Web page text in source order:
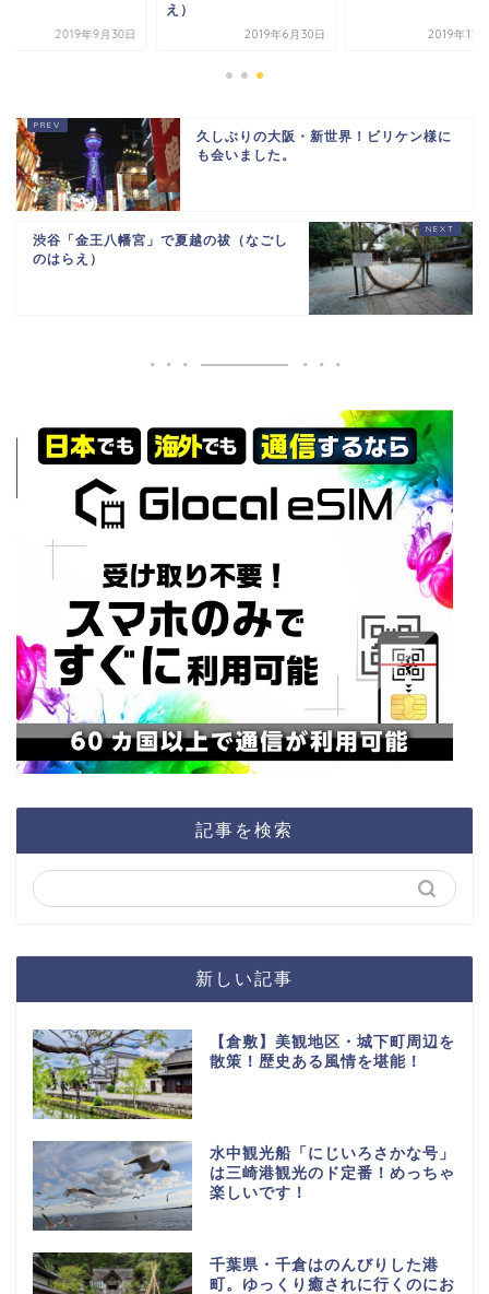
2019年9月30日
え）
2019年6月30日 2019年12
久しぶりの大阪・新世界！ビリケン様に
も会いました。
渋谷「金王八幡宮」で夏越の祓（なごし
のはらえ）
記事を検索
新しい記事
【倉敷】美観地区・城下町周辺を
散策！歴史ある風情を堪能！
水中観光船「にじいろさかな号」
は三崎港観光のド定番！めっちゃ
楽しいです！
千葉県・千倉はのんびりした港
町。ゆっくり癒されに行くのにお